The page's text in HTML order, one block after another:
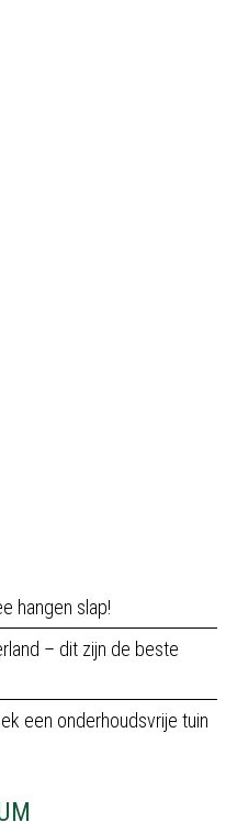
hangen slap!
– dit zijn de beste
een onderhoudsvrije tuin